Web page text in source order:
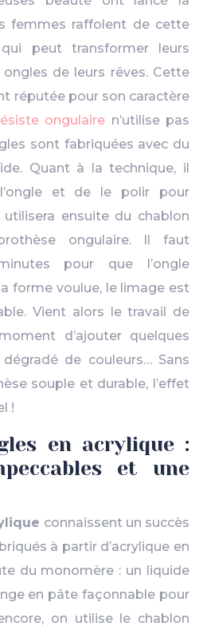
femmes raffolent de cette
peut transformer leurs
de leurs rêves. Cette
réputée pour son caractère
ongulaire n’utilise pas
sont fabriquées avec du
Quant à la technique, il
et de le polir pour
utilisera ensuite du chablon
ongulaire. Il faut
pour que l’ongle
forme voulue, le limage est
Vient alors le travail de
d’ajouter quelques
de couleurs… Sans
souple et durable, l’effet
!
en acrylique :
et une
connaissent un succès
à partir d’acrylique en
du monomère : un liquide
en pâte façonnable pour
on utilise le chablon